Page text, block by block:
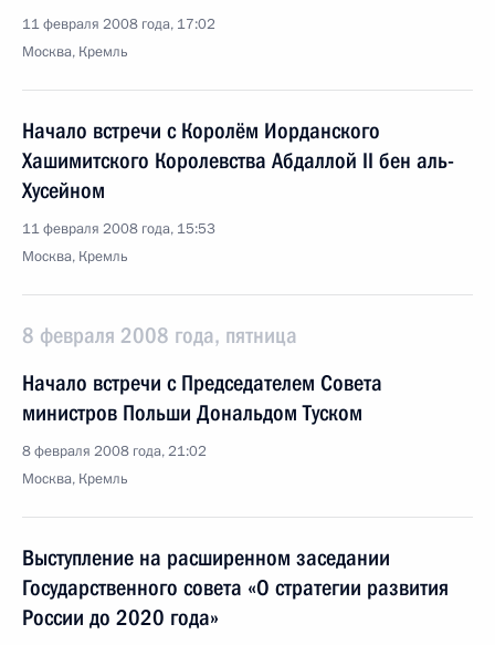
11 февраля 2008 года, 17:02
Москва, Кремль
Начало встречи с Королём Иорданского
Хашимитского Королевства Абдаллой II бен аль-
Хусейном
11 февраля 2008 года, 15:53
Москва, Кремль
8 февраля 2008 года, пятница
Начало встречи с Председателем Совета
министров Польши Дональдом Туском
8 февраля 2008 года, 21:02
Москва, Кремль
Выступление на расширенном заседании
Государственного совета «О стратегии развития
России до 2020 года»